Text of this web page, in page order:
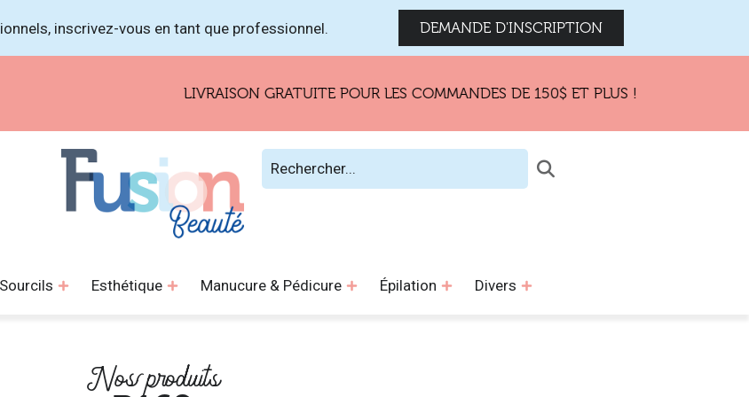
inscrivez-vous en tant que professionnel. DEMANDE D'INSCRIPTION
LIVRAISON GRATUITE POUR LES COMMANDES DE 150$ ET PLUS !
Esthétique Manucure & Pédicure Épilation Divers
Nos produits